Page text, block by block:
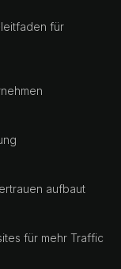
für
aufbaut
für mehr Traffic
Adressen
i Hercegovina
10827 Berlin